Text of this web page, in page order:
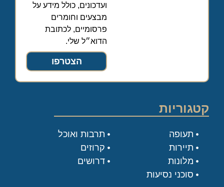
ועדכונים, כולל מידע על
מבצעים וחומרים
פרסומיים, לכתובת
הדוא״ל שלי.
הצטרפו
קטגוריות
תעופה
תיירות
מלונות
סוכני נסיעות
תרבות ואוכל
קרוזים
דרושים